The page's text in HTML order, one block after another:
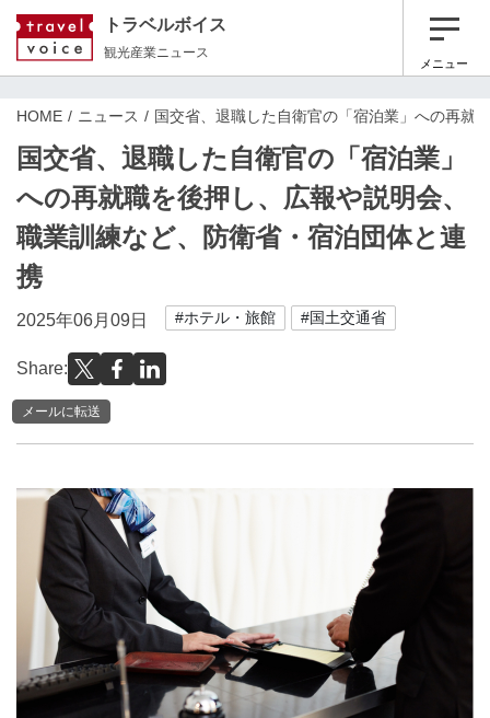
トラベルボイス
観光産業ニュース
メニュー
HOME ニュース 国交省、退職した自衛官の「宿泊業」への再就
国交省、退職した自衛官の「宿泊業」
への再就職を後押し、広報や説明会、
職業訓練など、防衛省・宿泊団体と連
携
2025年06月09日 #ホテル・旅館 #国土交通省
Share:
メールに転送